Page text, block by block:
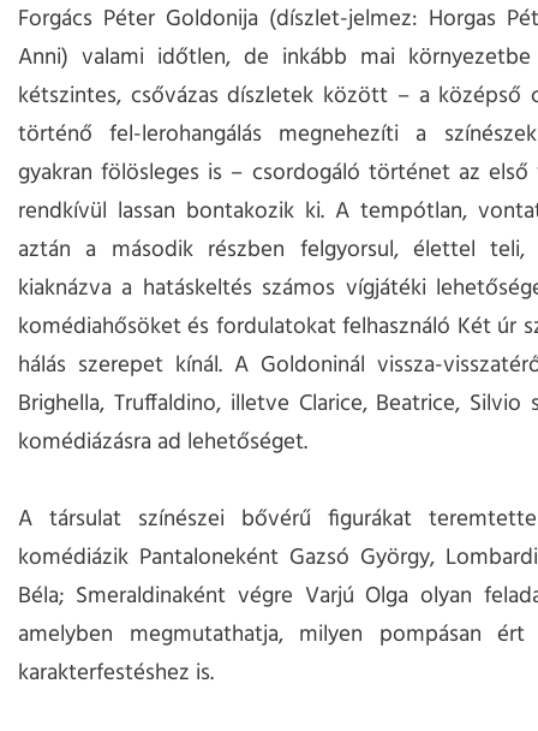
Forgács Péter Goldonija (díszlet-jelmez: Horgas
Anni) valami időtlen, de inkább mai
kétszintes, csővázas díszletek között – a középső
történő fel-lerohangálás megnehezíti a
gyakran fölösleges is – csordogáló történet az első
rendkívül lassan bontakozik ki. A tempótlan,
aztán a második részben felgyorsul, élettel teli,
kiaknázva a hatáskeltés számos vígjátéki
komédiahősöket és fordulatokat felhasználó Két úr
hálás szerepet kínál. A Goldoninál vissza-
Brighella, Truffaldino, illetve Clarice, Beatrice, Silvio
komédiázásra ad lehetőséget.
A társulat színészei bővérű figurákat
komédiázik Pantaloneként Gazsó György,
Béla; Smeraldinaként végre Varjú Olga olyan
amelyben megmutathatja, milyen pompásan
karakterfestéshez is.